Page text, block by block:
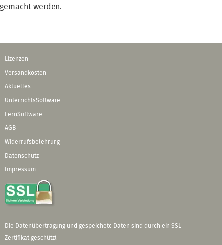
gemacht werden.
Lizenzen
Versandkosten
Aktuelles
UnterrichtsSoftware
LernSoftware
AGB
Widerrufsbelehrung
Datenschutz
Impressum
Die Datenübertragung und gespeichete Daten sind durch ein SSL-
Zertifikat geschützt